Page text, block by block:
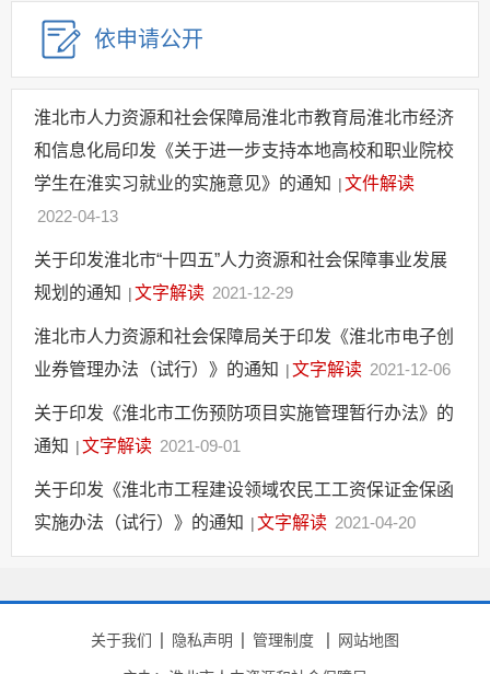
规划信息
建议提案办理
公务员及事业单位招录
应急管理
回应关切
监督保障
其他法定信息
依申请公开
淮北市人力资源和社会保障局淮北市教育局淮北市经济
和信息化局印发《关于进一步支持本地高校和职业院校
学生在淮实习就业的实施意见》的通知 |文件解读
2022-04-13
关于印发淮北市“十四五”人力资源和社会保障事业发展
规划的通知 |文字解读 2021-12-29
淮北市人力资源和社会保障局关于印发《淮北市电子创
业券管理办法（试行）》的通知 |文字解读 2021-12-06
关于印发《淮北市工伤预防项目实施管理暂行办法》的
通知 |文字解读 2021-09-01
关于印发《淮北市工程建设领域农民工工资保证金保函
实施办法（试行）》的通知 |文字解读 2021-04-20
关于我们 隐私声明 管理制度 网站地图